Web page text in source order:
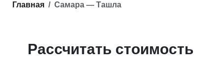
Главная Самара — Ташла
Рассчитать стоимость